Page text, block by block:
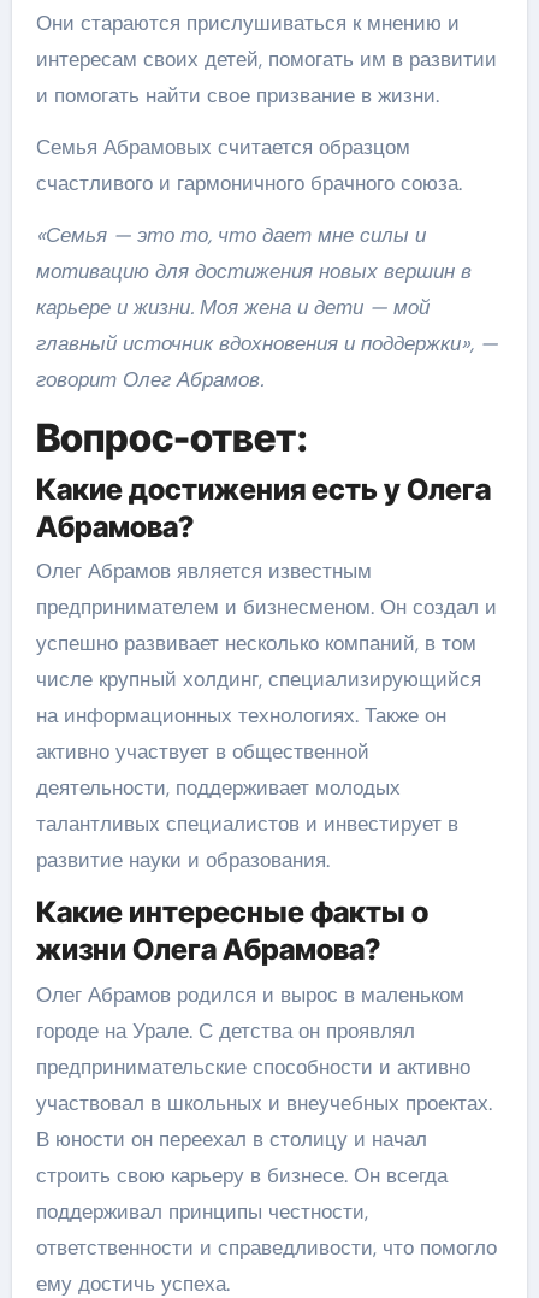
Они стараются прислушиваться к мнению и
интересам своих детей, помогать им в развитии
и помогать найти свое призвание в жизни.
Семья Абрамовых считается образцом
счастливого и гармоничного брачного союза.
«Семья — это то, что дает мне силы и
мотивацию для достижения новых вершин в
карьере и жизни. Моя жена и дети — мой
главный источник вдохновения и поддержки», —
говорит Олег Абрамов.
Вопрос-ответ:
Какие достижения есть у Олега
Абрамова?
Олег Абрамов является известным
предпринимателем и бизнесменом. Он создал и
успешно развивает несколько компаний, в том
числе крупный холдинг, специализирующийся
на информационных технологиях. Также он
активно участвует в общественной
деятельности, поддерживает молодых
талантливых специалистов и инвестирует в
развитие науки и образования.
Какие интересные факты о
жизни Олега Абрамова?
Олег Абрамов родился и вырос в маленьком
городе на Урале. С детства он проявлял
предпринимательские способности и активно
участвовал в школьных и внеучебных проектах.
В юности он переехал в столицу и начал
строить свою карьеру в бизнесе. Он всегда
поддерживал принципы честности,
ответственности и справедливости, что помогло
ему достичь успеха.